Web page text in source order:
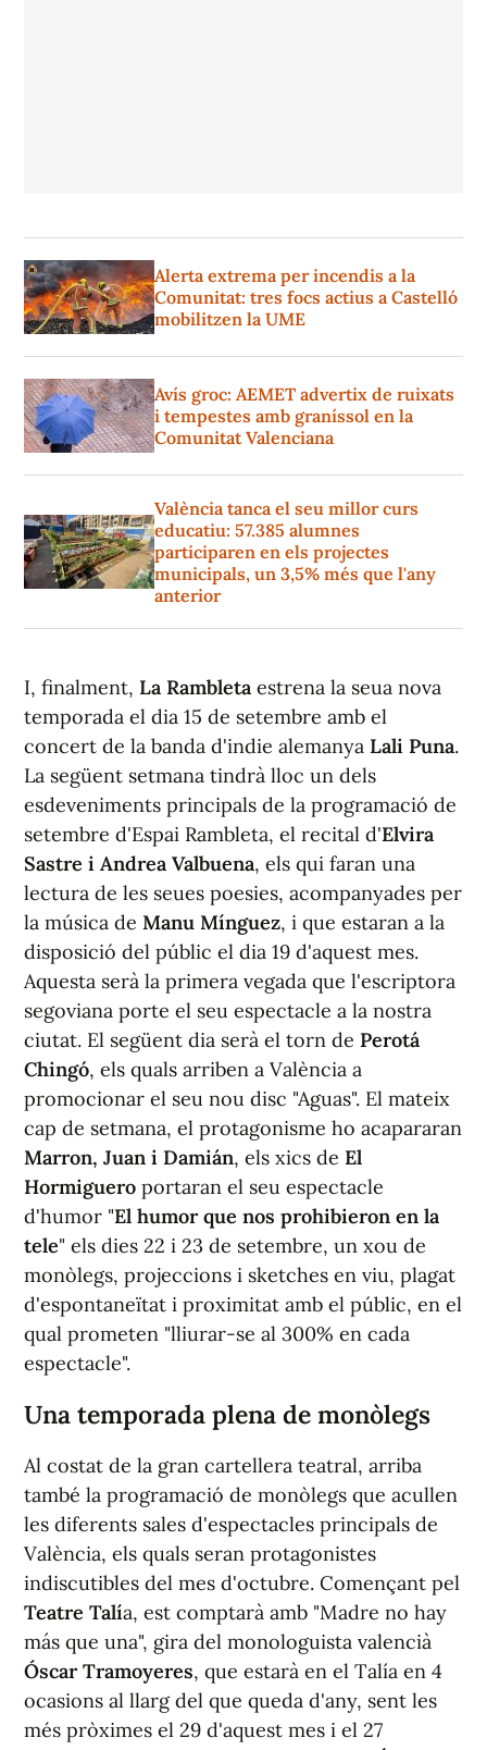
Alerta extrema per incendis a la
Comunitat: tres focs actius a Castelló
mobilitzen la UME
Avís groc: AEMET advertix de ruixats
i tempestes amb graníssol en la
Comunitat Valenciana
València tanca el seu millor curs
educatiu: 57.385 alumnes
participaren en els projectes
municipals, un 3,5% més que l'any
anterior
I, finalment, La Rambleta estrena la seua nova
temporada el dia 15 de setembre amb el
concert de la banda d'indie alemanya Lali Puna.
La següent setmana tindrà lloc un dels
esdeveniments principals de la programació de
setembre d'Espai Rambleta, el recital d'Elvira
Sastre i Andrea Valbuena, els qui faran una
lectura de les seues poesies, acompanyades per
la música de Manu Mínguez, i que estaran a la
disposició del públic el dia 19 d'aquest mes.
Aquesta serà la primera vegada que l'escriptora
segoviana porte el seu espectacle a la nostra
ciutat. El següent dia serà el torn de Perotá
Chingó, els quals arriben a València a
promocionar el seu nou disc "Aguas". El mateix
cap de setmana, el protagonisme ho acapararan
Marron, Juan i Damián, els xics de El
Hormiguero portaran el seu espectacle
d'humor "El humor que nos prohibieron en la
tele" els dies 22 i 23 de setembre, un xou de
monòlegs, projeccions i sketches en viu, plagat
d'espontaneïtat i proximitat amb el públic, en el
qual prometen "lliurar-se al 300% en cada
espectacle".
Una temporada plena de monòlegs
Al costat de la gran cartellera teatral, arriba
també la programació de monòlegs que acullen
les diferents sales d'espectacles principals de
València, els quals seran protagonistes
indiscutibles del mes d'octubre. Començant pel
Teatre Talía, est comptarà amb "Madre no hay
más que una", gira del monologuista valencià
Óscar Tramoyeres, que estarà en el Talía en 4
ocasions al llarg del que queda d'any, sent les
més pròximes el 29 d'aquest mes i el 27